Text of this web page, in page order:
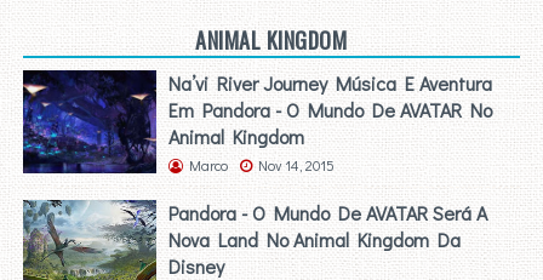
ANIMAL KINGDOM
Na’vi River Journey Música E Aventura
Em Pandora - O Mundo De AVATAR No
Animal Kingdom
Marco Nov 14, 2015
Pandora - O Mundo De AVATAR Será A
Nova Land No Animal Kingdom Da
Disney